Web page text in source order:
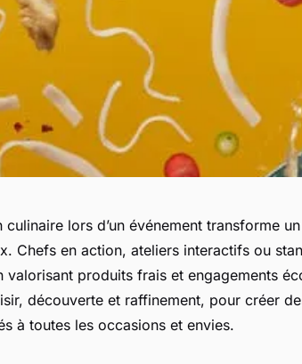
lors d’un événement transforme
Chefs en action, ateliers interactifs ou
valorisant produits frais et engagements
découverte et raffinement, pour créer
à toutes les occasions et envies.